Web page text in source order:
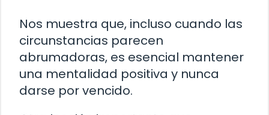
Nos muestra que, incluso cuando las
circunstancias parecen
abrumadoras, es esencial mantener
una mentalidad positiva y nunca
darse por vencido.